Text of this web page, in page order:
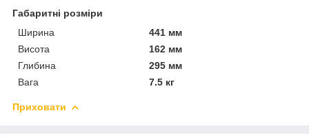
Габаритні розміри
Ширина
441 мм
Висота
162 мм
Глибина
295 мм
Вага
7.5 кг
Приховати